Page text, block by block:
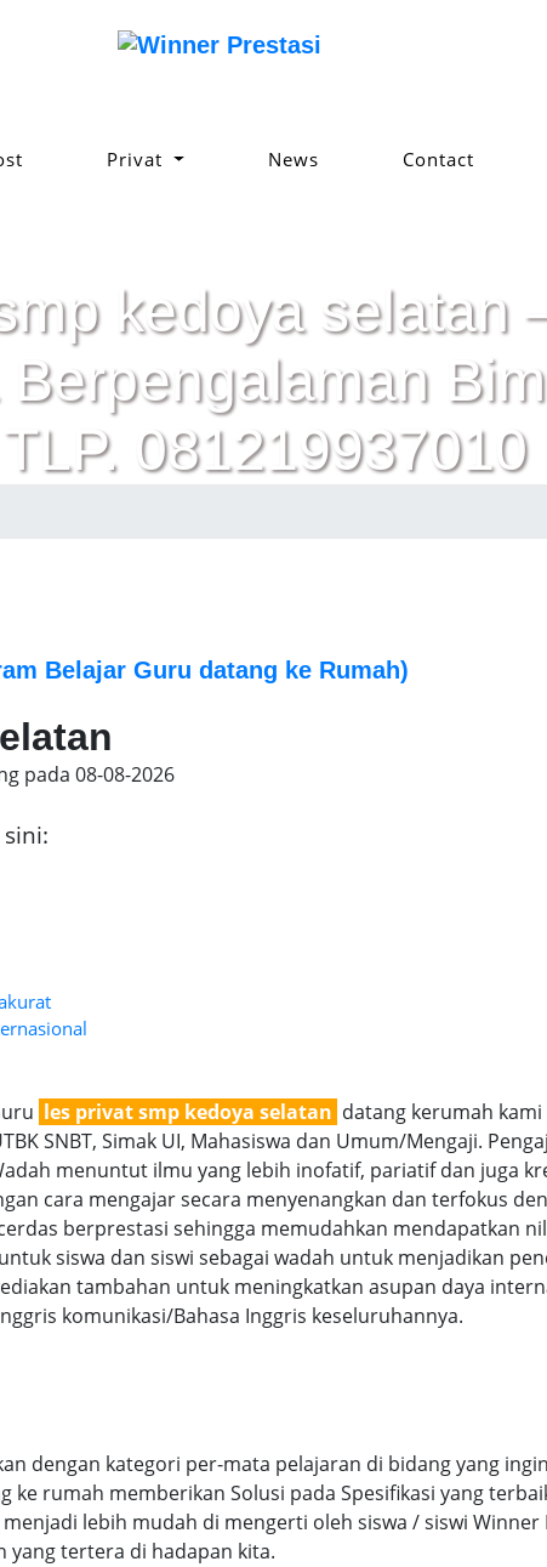
Privat News Contact
kedoya selatan
Berpengalaman
081219937010
Belajar Guru datang ke Rumah)
pada 08-08-2026
les privat smp kedoya selatan datang kerumah
SNBT, Simak UI, Mahasiswa dan Umum/Mengaji.
menuntut ilmu yang lebih inofatif, pariatif dan juga
cara mengajar secara menyenangkan dan terfokus
berprestasi sehingga memudahkan mendapatkan
siswa dan siswi sebagai wadah untuk menjadikan
tambahan untuk meningkatkan asupan daya
komunikasi/Bahasa Inggris keseluruhannya.
dengan kategori per-mata pelajaran di bidang yang
rumah memberikan Solusi pada Spesifikasi yang
lebih mudah di mengerti oleh siswa / siswi
yang tertera di hadapan kita.